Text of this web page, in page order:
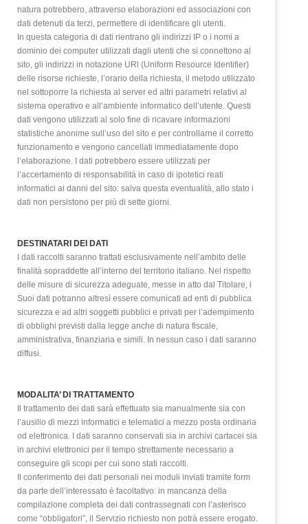
natura potrebbero, attraverso elaborazioni ed associazioni con
dati detenuti da terzi, permettere di identificare gli utenti.
In questa categoria di dati rientrano gli indirizzi IP o i nomi a
dominio dei computer utilizzati dagli utenti che si connettono al
sito, gli indirizzi in notazione URl (Uniform Resource Identifier)
delle risorse richieste, l’orario della richiesta, il metodo utilizzato
nel sottoporre la richiesta al server ed altri parametri relativi al
sistema operativo e all’ambiente informatico dell’utente. Questi
dati vengono utilizzati al solo fine di ricavare informazioni
statistiche anonime sull’uso del sito e per controllarne il corretto
funzionamento e vengono cancellati immediatamente dopo
l’elaborazione. I dati potrebbero essere utilizzati per
l’accertamento di responsabilità in caso di ipotetici reati
informatici ai danni del sito: salva questa eventualità, allo stato i
dati non persistono per più di sette giorni.
DESTINATARI DEI DATI
I dati raccolti saranno trattati esclusivamente nell’ambito delle
finalità sopraddette all’interno del territorio italiano. Nel rispetto
delle misure di sicurezza adeguate, messe in atto dal Titolare, i
Suoi dati potranno altresì essere comunicati ad enti di pubblica
sicurezza e ad altri soggetti pubblici e privati per l’adempimento
di obblighi previsti dalla legge anche di natura fiscale,
amministrativa, finanziaria e simili. In nessun caso i dati saranno
diffusi.
MODALITA’ DI TRATTAMENTO
Il trattamento dei dati sarà effettuato sia manualmente sia con
l’ausilio di mezzi informatici e telematici a mezzo posta ordinaria
od elettronica. I dati saranno conservati sia in archivi cartacei sia
in archivi elettronici per il tempo strettamente necessario a
conseguire gli scopi per cui sono stati raccolti.
Il conferimento dei dati personali nei moduli inviati tramite form
da parte dell’interessato è facoltativo: in mancanza della
compilazione completa dei dati contrassegnati con l’asterisco
come “obbligatori”, il Servizio richiesto non potrà essere erogato.